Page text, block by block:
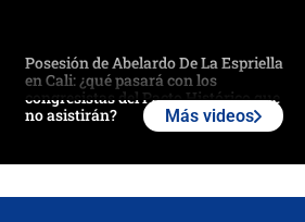
Posesión de Abelardo De La Espriella
en Cali: ¿qué pasará con los
congresistas del Pacto Histórico que
no asistirán?
Más videos